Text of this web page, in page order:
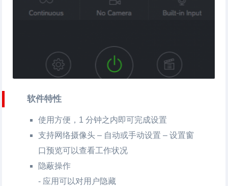
软件特性
使用方便，1 分钟之内即可完成设置
支持网络摄像头 – 自动或手动设置 – 设置窗
口预览可以查看工作状况
隐蔽操作
- 应用可以对用户隐藏